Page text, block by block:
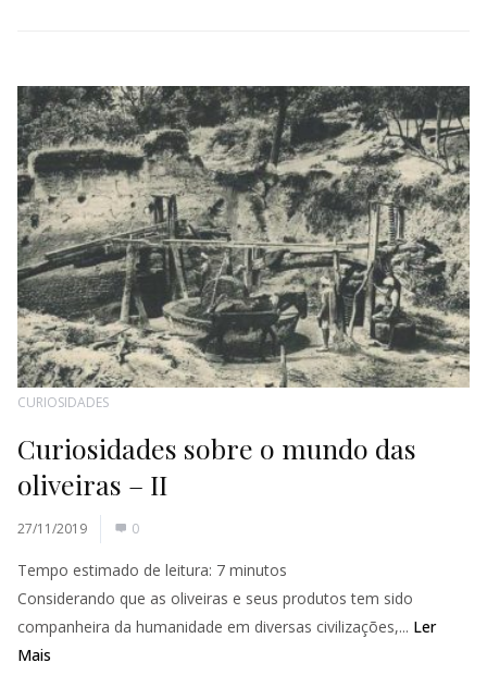
CURIOSIDADES
Curiosidades sobre o mundo das
oliveiras – II
27/11/2019 0
Tempo estimado de leitura: 7 minutos
Considerando que as oliveiras e seus produtos tem sido
companheira da humanidade em diversas civilizações,... Ler
Mais